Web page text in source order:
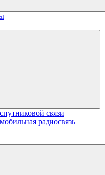
связи
радиосвязь